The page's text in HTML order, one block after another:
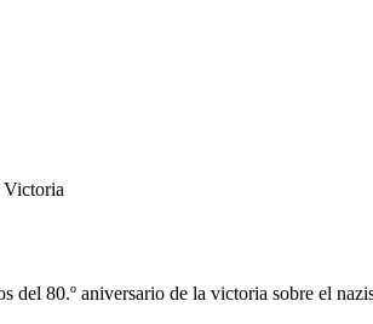
Victoria
del 80.º aniversario de la victoria sobre el